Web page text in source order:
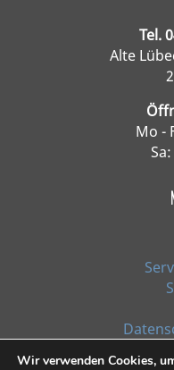
Tel.
Alte
Mo -
Wir verwenden Cookies,